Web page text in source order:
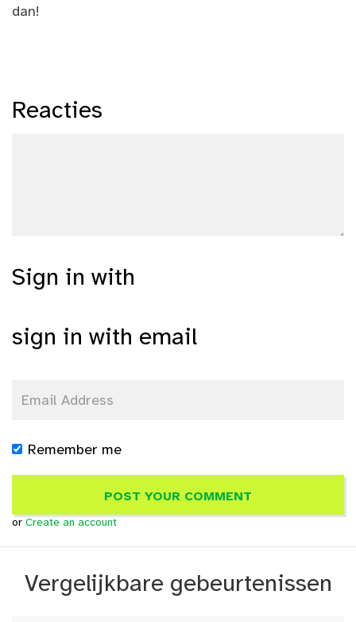
dan!
Reacties
Sign in with
sign in with email
Remember me
or Create an account
Vergelijkbare gebeurtenissen